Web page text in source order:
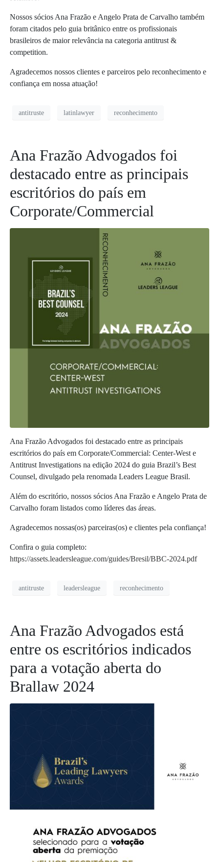
Nossos sócios Ana Frazão e Angelo Prata de Carvalho também
foram citados pelo guia britânico entre os profissionais
brasileiros de maior relevância na categoria antitrust &
competition.
Agradecemos nossos clientes e parceiros pelo reconhecimento e
confiança em nossa atuação!
antitruste latinlawyer reconhecimento
Ana Frazão Advogados foi
destacado entre as principais
escritórios do país em
Corporate/Commercial
Ana Frazão Advogados foi destacado entre as principais
escritórios do país em Corporate/Commercial: Center-West e
Antitrust Investigations na edição 2024 do guia Brazil’s Best
Counsel, divulgado pela renomada Leaders League Brasil.
Além do escritório, nossos sócios Ana Frazão e Angelo Prata de
Carvalho foram listados como líderes das áreas.
Agradecemos nossas(os) parceiras(os) e clientes pela confiança!
Confira o guia completo:
https://assets.leadersleague.com/guides/Bresil/BBC-2024.pdf
antitruste leadersleague reconhecimento
Ana Frazão Advogados está
entre os escritórios indicados
para a votação aberta do
Brallaw 2024